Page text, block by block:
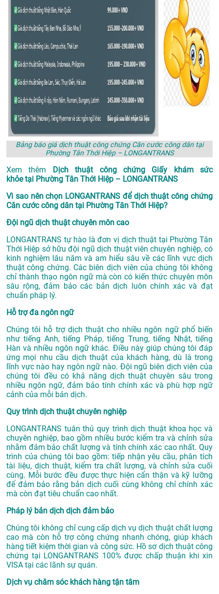
Bảng báo giá dịch thuật công chứng Căn cước công dân tại
Phường Tân Thới Hiệp – LONGANTRANS
Xem thêm
Dịch thuật công chứng Giấy khám sức
khỏe tại Phường Tân Thới Hiệp – LONGANTRANS
Vì sao nên chọn LONGANTRANS để dịch thuật công chứng
Căn cước công dân tại Phường Tân Thới Hiệp?
Đội ngũ dịch thuật chuyên môn cao
LONGANTRANS tự hào là đơn vị dịch thuật tại Phường Tân
Thới Hiệp sở hữu đội ngũ dịch thuật viên chuyên nghiệp, có
kinh nghiệm lâu năm và am hiểu sâu về các lĩnh vực dịch
thuật công chứng. Các biên dịch viên của chúng tôi không
chỉ thành thạo ngôn ngữ mà còn có kiến thức chuyên môn
sâu rộng, đảm bảo các bản dịch luôn chính xác và đạt
chuẩn pháp lý.
Hỗ trợ đa ngôn ngữ
Chúng tôi hỗ trợ dịch thuật cho nhiều ngôn ngữ phổ biến
như tiếng Anh, tiếng Pháp, tiếng Trung, tiếng Nhật, tiếng
Hàn và nhiều ngôn ngữ khác. Điều này giúp chúng tôi đáp
ứng mọi nhu cầu dịch thuật của khách hàng, dù là trong
lĩnh vực nào hay ngôn ngữ nào. Đội ngũ biên dịch viên của
chúng tôi đều có khả năng dịch thuật chuyên sâu trong
nhiều ngôn ngữ, đảm bảo tính chính xác và phù hợp ngữ
cảnh của mỗi bản dịch.
Quy trình dịch thuật chuyên nghiệp
LONGANTRANS tuân thủ quy trình dịch thuật khoa học và
chuyên nghiệp, bao gồm nhiều bước kiểm tra và chỉnh sửa
nhằm đảm bảo chất lượng và tính chính xác cao nhất. Quy
trình của chúng tôi bao gồm: tiếp nhận yêu cầu, phân tích
tài liệu, dịch thuật, kiểm tra chất lượng, và chỉnh sửa cuối
cùng. Mỗi bước đều được thực hiện cẩn thận và kỹ lưỡng
để đảm bảo rằng bản dịch cuối cùng không chỉ chính xác
mà còn đạt tiêu chuẩn cao nhất.
Pháp lý bản dịch dịch đảm bảo
Chúng tôi không chỉ cung cấp dịch vụ dịch thuật chất lượng
cao mà còn hỗ trợ công chứng nhanh chóng, giúp khách
hàng tiết kiệm thời gian và công sức. Hồ sơ dịch thuật công
chứng tại LONGANTRANS 100% được chấp thuận khi xin
VISA tại các lãnh sự quán.
Dịch vụ chăm sóc khách hàng tận tâm